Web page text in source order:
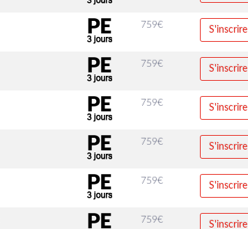
759€ S'inscrire
759€ S'inscrire
759€ S'inscrire
759€ S'inscrire
759€ S'inscrire
759€ S'inscrire